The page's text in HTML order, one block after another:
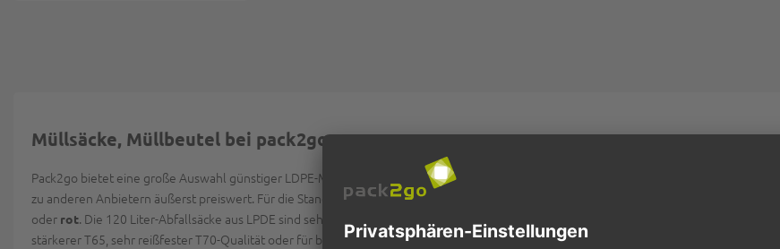
Müllsäcke, Müllbeutel bei pack2go
Pack2go bietet eine große Auswahl günstiger LDPE-Müllsäcke und reißfester HDPE-Müllbeutel von Top-Herstellern für Ihren
zu anderen Anbietern äußerst preiswert. Für die Standardgrößen 120 Liter, 700x1100mm bieten wir Ihnen eine große Bandbreite von
oder rot. Die 120 Liter-Abfallsäcke aus LPDE sind sehr reißfest und bieten ausgezeichnete Stabilität. Entscheiden Sie sich bei den
stärkerer T65, sehr reißfester T70-Qualität oder für besonders schwere Abfälle T80 oder sogar T100 aus regeneriertem Hochdruck-